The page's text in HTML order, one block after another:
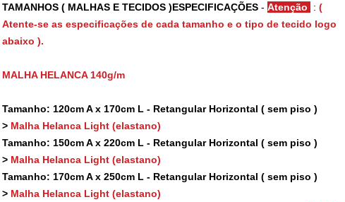
TAMANHOS ( MALHAS E TECIDOS )ESPECIFICAÇÕES - Atenção : (
Atente-se as especificações de cada tamanho e o tipo de tecido logo
abaixo ).
MALHA HELANCA 140g/m
Tamanho: 120cm A x 170cm L - Retangular Horizontal ( sem piso )
> Malha Helanca Light (elastano)
Tamanho: 150cm A x 220cm L - Retangular Horizontal ( sem piso )
> Malha Helanca Light (elastano)
Tamanho: 170cm A x 250cm L - Retangular Horizontal ( sem piso )
> Malha Helanca Light (elastano)